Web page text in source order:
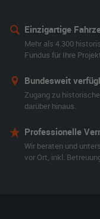
Einzigartige
Mehr als 4.300
Fundus für Ihre
Bundesweit
Zugang zu
darüber hinaus.
Professionelle
Wir beraten und
vor Ort, inkl.